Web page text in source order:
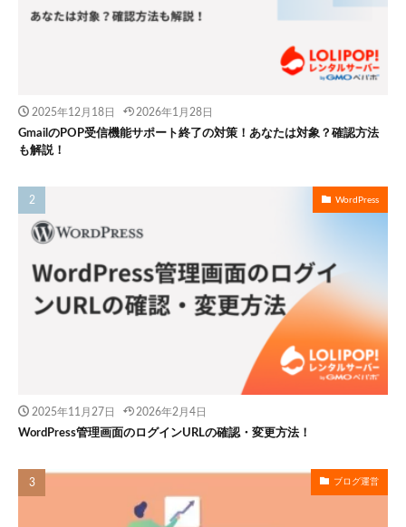
2025年12月18日 2026年1月28日
GmailのPOP受信機能サポート終了の対策！あなたは対象？確認方法
も解説！
WordPress
2025年11月27日 2026年2月4日
WordPress管理画面のログインURLの確認・変更方法！
ブログ運営